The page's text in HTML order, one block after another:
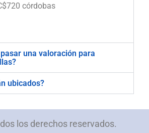
córdobas
una valoración para
ubicados?
los derechos reservados.